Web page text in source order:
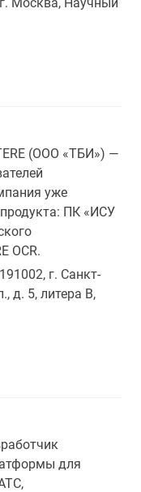
(ООО «ТБИ») —
уже
ПК «ИСУ
OCR.
г. Санкт-
д. 5, литера В,
для